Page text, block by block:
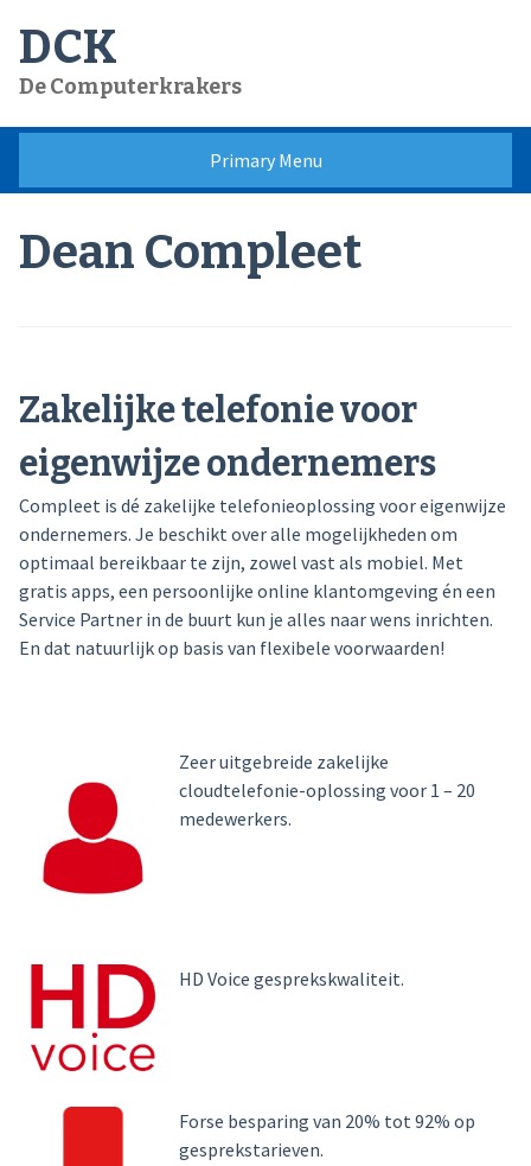
DCK
De Computerkrakers
Primary Menu
Dean Compleet
Zakelijke telefonie voor
eigenwijze ondernemers
Compleet is dé zakelijke telefonieoplossing voor eigenwijze
ondernemers. Je beschikt over alle mogelijkheden om
optimaal bereikbaar te zijn, zowel vast als mobiel. Met
gratis apps, een persoonlijke online klantomgeving én een
Service Partner in de buurt kun je alles naar wens inrichten.
En dat natuurlijk op basis van flexibele voorwaarden!
Zeer uitgebreide zakelijke
cloudtelefonie-oplossing voor 1 – 20
medewerkers.
HD Voice gesprekskwaliteit.
Forse besparing van 20% tot 92% op
gesprekstarieven.